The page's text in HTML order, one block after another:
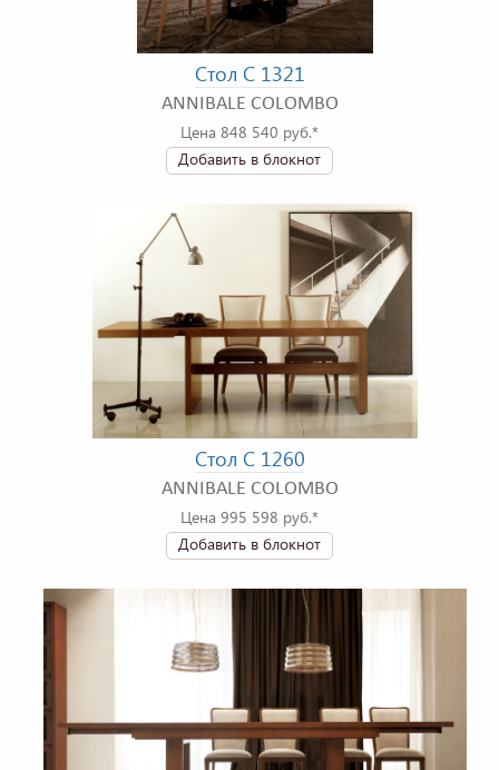
Стол C 1321
ANNIBALE COLOMBO
Цена 848 540 руб.*
Добавить в блокнот
Стол C 1260
ANNIBALE COLOMBO
Цена 995 598 руб.*
Добавить в блокнот